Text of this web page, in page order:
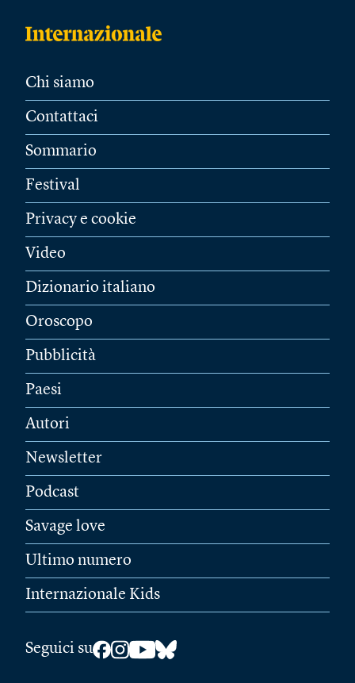
Chi siamo
Contattaci
Sommario
Festival
Privacy e cookie
Video
Dizionario italiano
Oroscopo
Pubblicità
Paesi
Autori
Newsletter
Podcast
Savage love
Ultimo numero
Internazionale Kids
Seguici su